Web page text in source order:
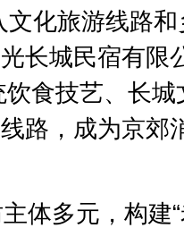
文化旅游线路
长城民宿有限
饮食技艺、长城
路，成为京郊
多元，构建“